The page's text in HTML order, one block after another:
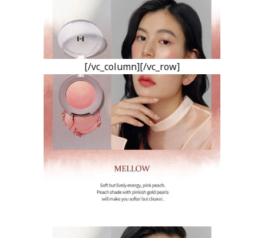
[/vc_column][/vc_row]